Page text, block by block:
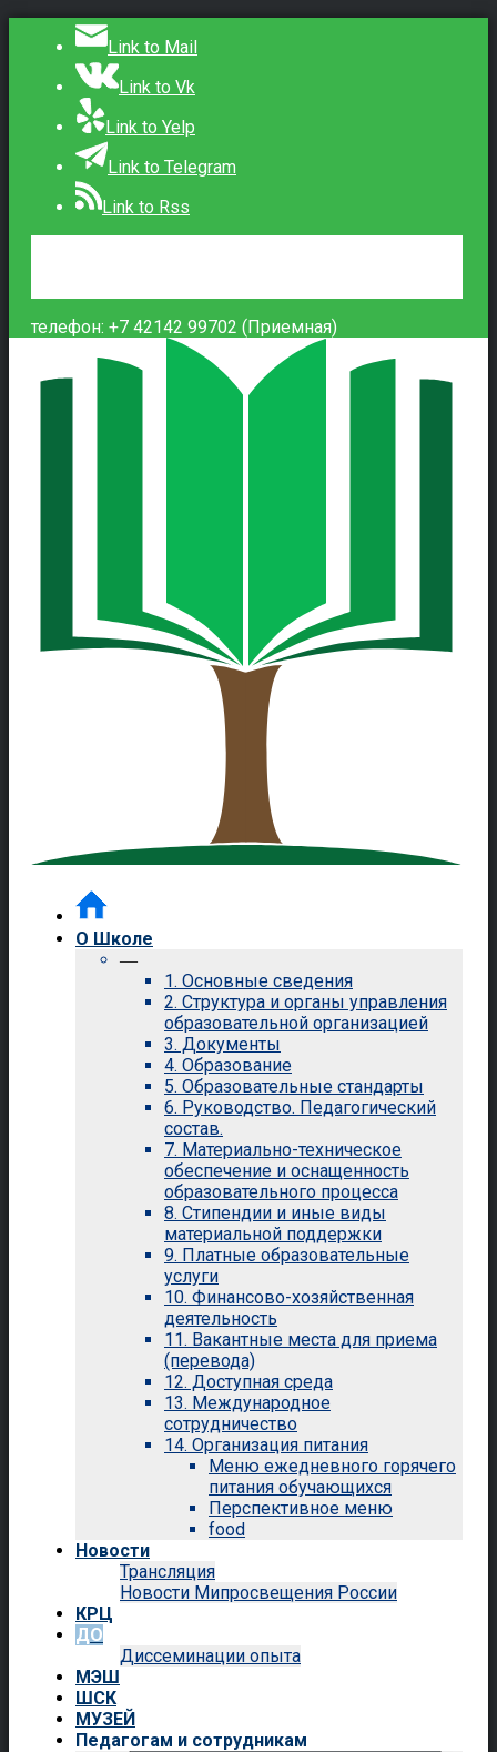
Link to Mail
Link to Vk
Link to Yelp
Link to Telegram
Link to Rss
телефон: +7 42142 99702 (Приемная)
О Школе
—
1. Основные сведения
2. Структура и органы управления
образовательной организацией
3. Документы
4. Образование
5. Образовательные стандарты
6. Руководство. Педагогический
состав.
7. Материально-техническое
обеспечение и оснащенность
образовательного процесса
8. Стипендии и иные виды
материальной поддержки
9. Платные образовательные
услуги
10. Финансово-хозяйственная
деятельность
11. Вакантные места для приема
(перевода)
12. Доступная среда
13. Международное
сотрудничество
14. Организация питания
Меню ежедневного горячего
питания обучающихся
Перспективное меню
food
Новости
Трансляция
Новости Мипросвещения России
КРЦ
ДО
Диссеминации опыта
МЭШ
ШСК
МУЗЕЙ
Педагогам и сотрудникам